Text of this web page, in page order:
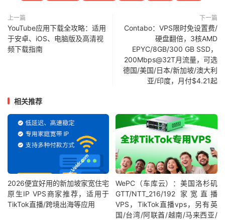
上一篇
YouTube应用下载全攻略：适用
于安卓、iOS、电脑版及高清视
频下载指南
下一篇
Contabo：VPS限时免设置费/
硬盘翻倍，3核AMD
EPYC/8GB/300 GB SSD，
200Mbps@32T月流量，可选
德国/美国/日本/新加坡/澳大利
亚/印度，月付$4.21起
相关推荐
2026便宜好用的新加坡家宽住宅
原生IP VPS商家推荐，适用于
TikTok直播/跨境出海等应用
WePC（车库云）：美国洛杉矶
GTT/NTT_216/192 家宽直播
VPS，TikTok直播vps，另有英
国/台湾/阿联酋/越南/马来西亚/